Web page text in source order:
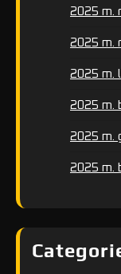
2025 m.
2025 m.
2025 m.
2025 m.
2025 m.
2025 m.